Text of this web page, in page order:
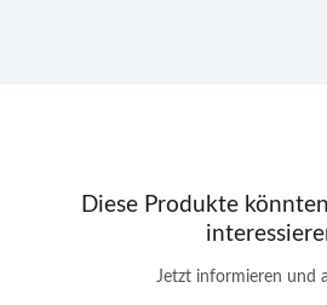
Diese Produkte
Jetzt informieren und